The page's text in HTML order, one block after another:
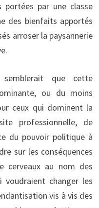
portées par une classe
des bienfaits apportés
arroser la paysannerie
semblerait que cette
ou du moins
ceux qui dominent la
professionnelle, de
du pouvoir politique à
sur les conséquences
cerveaux au nom des
voudraient changer les
vis à vis des